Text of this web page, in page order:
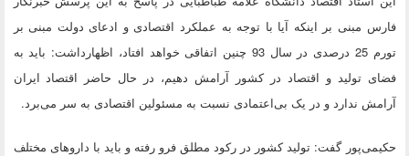
فارس مبنی بر اینکه آیا با توجه به عملکرد اقتصادی و ادعای دولت مبنی بر
تورم 25 درصدی در سال 93 چنین اتفاقی خواهد افتاد، اظهارداشت: باید به
فضای تولید و اقتصاد در کشور آرامش دهیم، در حال حاضر اقتصاد ایران
آرامش ندارد و در یک بی‌اعتمادی نسبت به مسئولین اقتصادی به سر می‌برد.
حکیمی‌پور گفت: تولید کشور در رکود مطلق فرو رفته و باید با داروهای مختلف